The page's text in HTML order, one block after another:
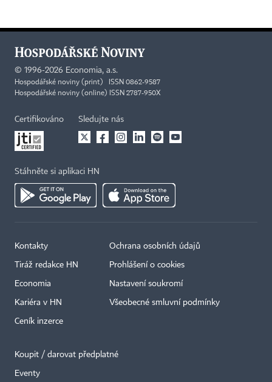
© 1996-2026 Economia, a.s.
Hospodářské noviny (print) ISSN 0862-9587
Hospodářské noviny (online) ISSN 2787-950X
Certifikováno Sledujte nás
Stáhněte si aplikaci HN
Kontakty
Tiráž redakce HN
Economia
Kariéra v HN
Ceník inzerce
Ochrana osobních údajů
Prohlášení o cookies
Nastavení soukromí
Všeobecné smluvní podmínky
Koupit / darovat předplatné
Eventy